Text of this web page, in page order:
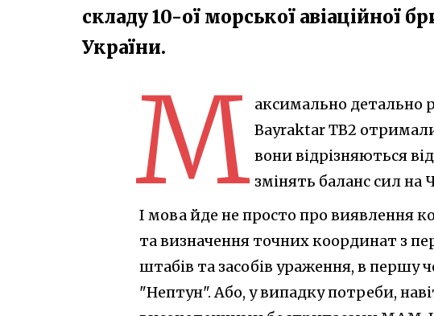
складу 10-ої морської авіаційної
України.
М аксимально детально
Bayraktar TB2
вони відрізняються
змінять баланс сил на
І мова йде не просто про виявлення
та визначення точних координат з
штабів та засобів ураження, в першу
"Нептун". Або, у випадку потреби,